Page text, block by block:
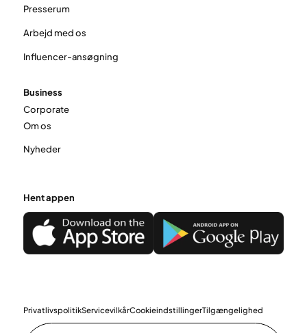
Presserum
Arbejd med os
Influencer-ansøgning
Business
Corporate
Om os
Nyheder
Hent appen
PrivatlivspolitikServicevilkårCookieindstillingerTilgængelighed